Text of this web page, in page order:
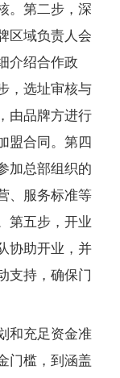
。第二步，深
区域负责人会
介绍合作政
，选址审核与
由品牌方进行
盟合同。第四
加总部组织的
、服务标准等
第五步，开业
协助开业，并
支持，确保门
充足资金准
门槛，到涵盖